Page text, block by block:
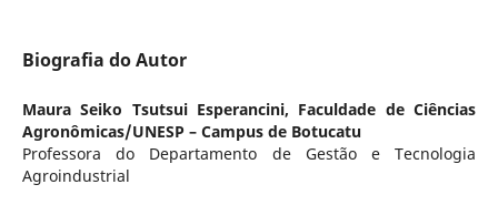
Biografia do Autor
Maura Seiko Tsutsui Esperancini, Faculdade de Ciências
Agronômicas/UNESP – Campus de Botucatu
Professora do Departamento de Gestão e Tecnologia
Agroindustrial